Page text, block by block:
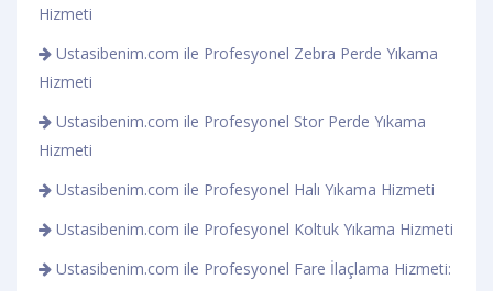
Hizmeti
Ustasibenim.com ile Profesyonel Zebra Perde Yıkama
Hizmeti
Ustasibenim.com ile Profesyonel Stor Perde Yıkama
Hizmeti
Ustasibenim.com ile Profesyonel Halı Yıkama Hizmeti
Ustasibenim.com ile Profesyonel Koltuk Yıkama Hizmeti
Ustasibenim.com ile Profesyonel Fare İlaçlama Hizmeti: